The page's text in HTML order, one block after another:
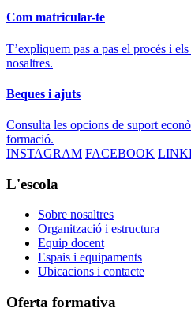
Com matricular-te
T’expliquem pas a pas el procés i
nosaltres.
Beques i ajuts
Consulta les opcions de suport
formació.
INSTAGRAM FACEBOOK
L'escola
Sobre nosaltres
Organització i estructura
Equip docent
Espais i equipaments
Ubicacions i contacte
Oferta formativa